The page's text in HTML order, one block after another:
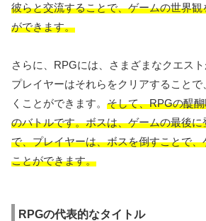
彼らと交流することで、ゲームの世界
ができます。
さらに、RPGには、さまざまなクエスト
プレイヤーはそれらをクリアすること
くことができます。 そして、RPGの醍
のバトルです。ボスは、ゲームの最後
で、プレイヤーは、ボスを倒すことで
ことができます。
RPGの代表的なタイトル